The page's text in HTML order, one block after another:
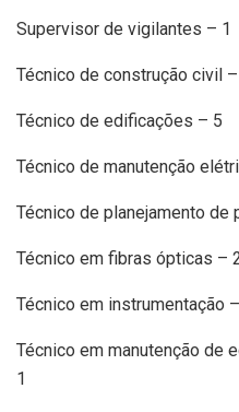
Supervisor de vigilantes – 1
Técnico de construção civil
Técnico de edificações – 5
Técnico de manutenção
Técnico de planejamento de
Técnico em fibras ópticas –
Técnico em instrumentação
Técnico em manutenção de
1